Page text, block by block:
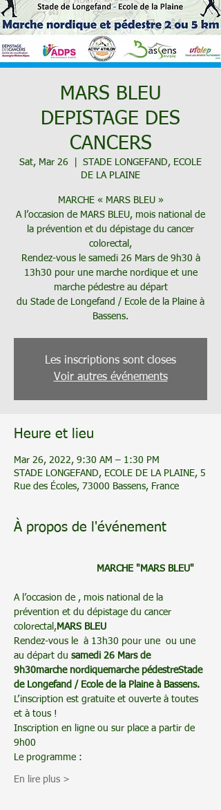
MARS BLEU
DEPISTAGE DES
CANCERS
Sat, Mar 26
STADE LONGEFAND, ECOLE
DE LA PLAINE
MARCHE « MARS BLEU »
A l’occasion de MARS BLEU, mois national de
la prévention et du dépistage du cancer
colorectal,
Rendez-vous le samedi 26 Mars de 9h30 à
13h30 pour une marche nordique et une
marche pédestre au départ
du Stade de Longefand / Ecole de la Plaine à
Les inscriptions sont closes
Voir autres événements
Heure et lieu
Mar 26, 2022, 9:30 AM – 1:30 PM
STADE LONGEFAND, ECOLE DE LA PLAINE, 5
Rue des Écoles, 73000 Bassens, France
À propos de l'événement
MARCHE "MARS BLEU"
A l’occasion de , mois national de la
prévention et du dépistage du cancer
colorectal,MARS BLEU
Rendez-vous le à 13h30 pour une ou une
au départ du samedi 26 Mars de
9h30marche nordiquemarche pédestreStade
de Longefand / Ecole de la Plaine à Bassens.
L’inscription est gratuite et ouverte à toutes
et à tous !
Inscription en ligne ou sur place a partir de
9h00
Le programme :
En lire plus >